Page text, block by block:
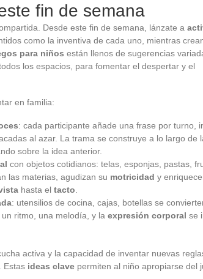
fin de semana
Desde este fin de semana, lánzate a
como la inventiva de cada uno, mientras
para niños están llenos de sugerencias
los espacios, para fomentar el despertar y el
en familia:
: cada participante añade una frase por turno,
al azar. La trama se construye a lo largo de
sobre la idea anterior.
con objetos cotidianos: telas, esponjas, pastas,
las materias, agudizan su motricidad y
hasta el tacto
: utensilios de cocina, cajas, botellas se
ritmo, una melodía, y la expresión corporal se
activa y la capacidad de inventar nuevas
Estas ideas clave permiten al niño apropiarse del